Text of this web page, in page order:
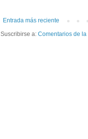
Entrada más reciente
Suscribirse a: Comentarios de